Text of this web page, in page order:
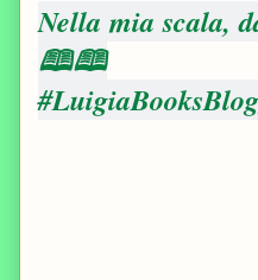
Nella mia scala,
🕮🕮